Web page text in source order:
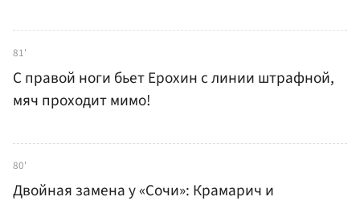
81'
С правой ноги бьет Ерохин с линии штрафной,
мяч проходит мимо!
80'
Двойная замена у «Сочи»: Крамарич и